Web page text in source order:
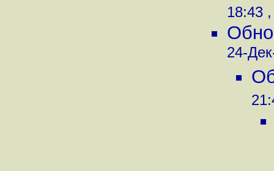
18:43
24-